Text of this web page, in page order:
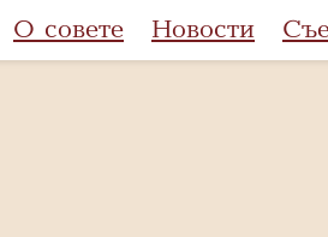
О совете Новости